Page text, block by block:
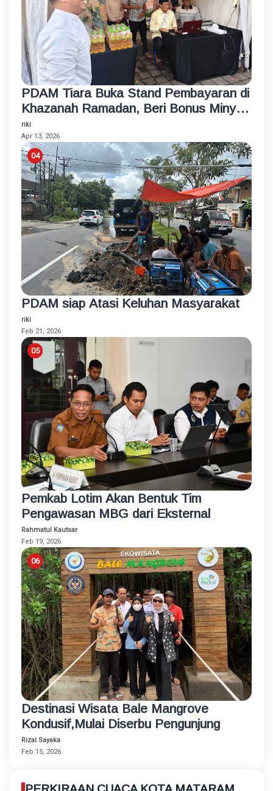
PDAM Tiara Buka Stand Pembayaran di
Khazanah Ramadan, Beri Bonus Minyak
Goreng
riki
Apr 13, 2026
PDAM siap Atasi Keluhan Masyarakat
riki
Feb 21, 2026
Pemkab Lotim Akan Bentuk Tim
Pengawasan MBG dari Eksternal
Rahmatul Kautsar
Feb 19, 2026
Destinasi Wisata Bale Mangrove
Kondusif,Mulai Diserbu Pengunjung
Rizal Sayaka
Feb 15, 2026